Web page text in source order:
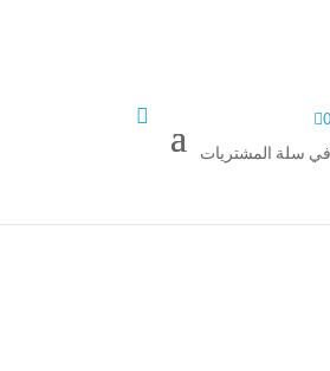
0
في سلة المشتريات
